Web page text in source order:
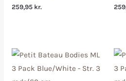
259,95 kr.